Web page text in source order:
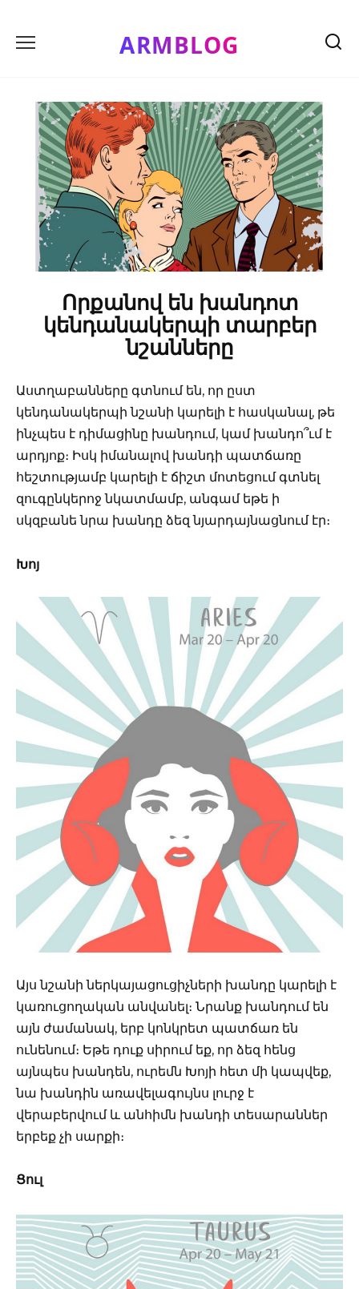
content
ARMBLOG
Որքանով են խանդոտ
կենդանակերպի տարբեր
նշանները
Աստղաբանները գտնում են, որ ըստ
կենդանակերպի նշանի կարելի է հասկանալ, թե
ինչպես է դիմացինը խանդում, կամ խանդո՞ւմ է
արդյոք։ Իսկ իմանալով խանդի պատճառը
հեշտությամբ կարելի է ճիշտ մոտեցում գտնել
զուգընկերոջ նկատմամբ, անգամ եթե ի
սկզբանե նրա խանդը ձեզ նյարդայնացնում էր։
Խոյ
Այս նշանի ներկայացուցիչների խանդը կարելի է
կառուցողական անվանել։ Նրանք խանդում են
այն ժամանակ, երբ կոնկրետ պատճառ են
ունենում։ Եթե դուք սիրում եք, որ ձեզ հենց
այնպես խանդեն, ուրեմն Խոյի հետ մի կապվեք,
նա խանդին առավելագույնս լուրջ է
վերաբերվում և անհիմն խանդի տեսարաններ
երբեք չի սարքի։
Ցուլ